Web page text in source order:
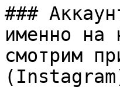
###
именно на
смотрим